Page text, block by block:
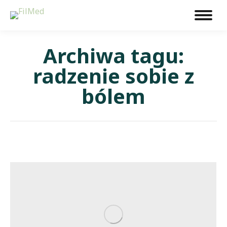
Archiwa tagu:
radzenie sobie z
bólem